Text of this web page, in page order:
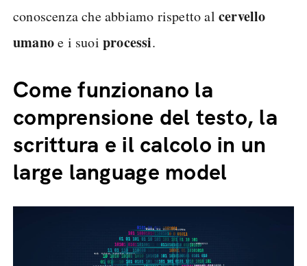
conoscenza che abbiamo rispetto alcervello
umanoe i suoiprocessi.
Come funzionano la
comprensione del testo, la
scrittura e il calcolo in un
large language model